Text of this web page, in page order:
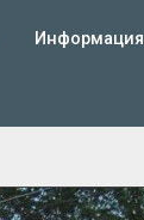
Информация